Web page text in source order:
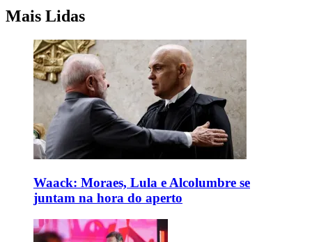
Mais Lidas
Waack: Moraes, Lula e Alcolumbre se
juntam na hora do aperto